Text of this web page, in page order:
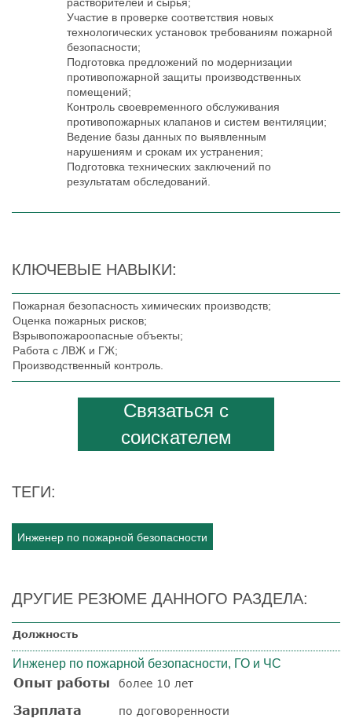
Участие в проверке соответствия новых
технологических установок требованиям пожарной
безопасности;
Подготовка предложений по модернизации
противопожарной защиты производственных
помещений;
Контроль своевременного обслуживания
противопожарных клапанов и систем вентиляции;
Ведение базы данных по выявленным
нарушениям и срокам их устранения;
Подготовка технических заключений по
результатам обследований.
КЛЮЧЕВЫЕ НАВЫКИ:
Пожарная безопасность химических производств;
Оценка пожарных рисков;
Взрывопожароопасные объекты;
Работа с ЛВЖ и ГЖ;
Производственный контроль.
Связаться с
соискателем
ТЕГИ:
Инженер по пожарной безопасности
ДРУГИЕ РЕЗЮМЕ ДАННОГО РАЗДЕЛА:
Должность
Инженер по пожарной безопасности, ГО и ЧС
Опыт работы более 10 лет
Зарплата по договоренности